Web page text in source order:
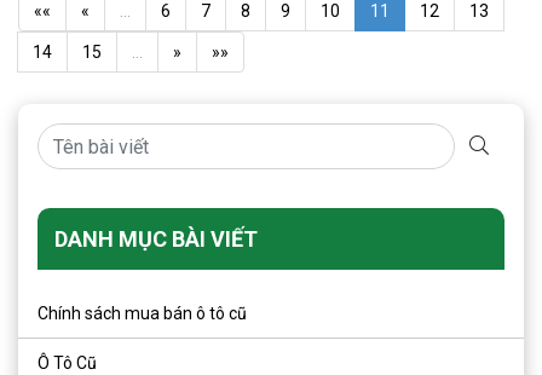
«« « 6 7 8 9 10 11 12 13
14 15 » »»
DANH MỤC BÀI VIẾT
Chính sách mua bán ô tô cũ
Ô Tô Cũ